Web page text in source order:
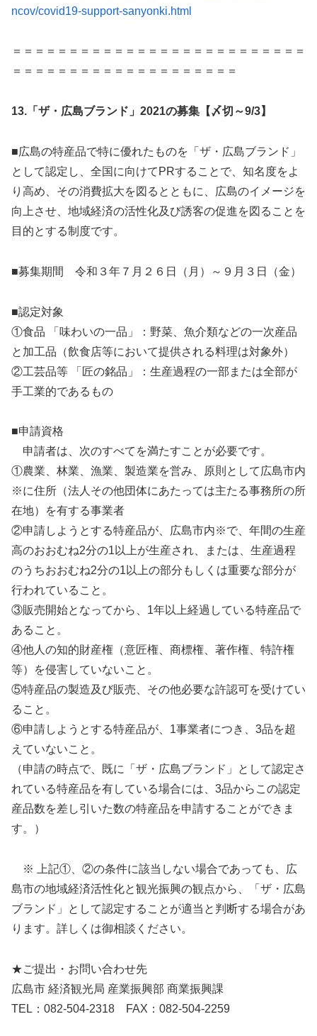
ncov/covid19-support-sanyonki.html
＝＝＝＝＝＝＝＝＝＝＝＝＝＝＝＝＝＝＝＝＝＝＝＝＝＝
＝＝＝＝＝＝＝＝＝＝＝＝＝＝＝＝＝＝＝＝
13. 「ザ・広島ブランド」2021の募集【〆切～9/3】
■広島の特産品で特に優れたものを「ザ・広島ブランド」
として認定し、全国に向けてPRすることで、知名度をよ
り高め、その消費拡大を図るとともに、広島のイメージを
向上させ、地域経済の活性化及び誘客の促進を図ることを
目的とする制度です。
■募集期間 令和３年７月２６日（月）～９月３日（金）
■認定対象
①食品 「味わいの一品」：野菜、魚介類などの一次産品
と加工品（飲食店等において提供される料理は対象外）
②工芸品等 「匠の銘品」：生産過程の一部または全部が
手工業的であるもの
■申請資格
申請者は、次のすべてを満たすことが必要です。
①農業、林業、漁業、製造業を営み、原則として広島市内
※に住所（法人その他団体にあたっては主たる事務所の所
在地）を有する事業者
②申請しようとする特産品が、広島市内※で、年間の生産
高のおおむね2分の1以上が生産され、または、生産過程
のうちおおむね2分の1以上の部分もしくは重要な部分が
行われていること。
③販売開始となってから、1年以上経過している特産品で
あること。
④他人の知的財産権（意匠権、商標権、著作権、特許権
等）を侵害していないこと。
⑤特産品の製造及び販売、その他必要な許認可を受けてい
ること。
⑥申請しようとする特産品が、1事業者につき、3品を超
えていないこと。
（申請の時点で、既に「ザ・広島ブランド」として認定さ
れている特産品を有している場合には、3品からこの認定
産品数を差し引いた数の特産品を申請することができま
す。）
※ 上記①、②の条件に該当しない場合であっても、広
島市の地域経済活性化と観光振興の観点から、「ザ・広島
ブランド」として認定することが適当と判断する場合があ
ります。詳しくは御相談ください。
★ご提出・お問い合わせ先
広島市 経済観光局 産業振興部 商業振興課
TEL：082-504-2318 FAX：082-504-2259